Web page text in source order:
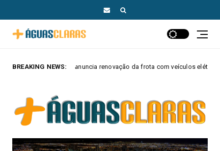
BREAKING NEWS:
anuncia renovação da frota com veículos elétricos e híbridos